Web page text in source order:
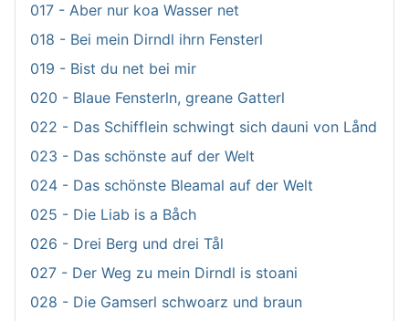
017 - Aber nur koa Wasser net
018 - Bei mein Dirndl ihrn Fensterl
019 - Bist du net bei mir
020 - Blaue Fensterln, greane Gatterl
022 - Das Schifflein schwingt sich dauni von Lånd
023 - Das schönste auf der Welt
024 - Das schönste Bleamal auf der Welt
025 - Die Liab is a Båch
026 - Drei Berg und drei Tål
027 - Der Weg zu mein Dirndl is stoani
028 - Die Gamserl schwoarz und braun